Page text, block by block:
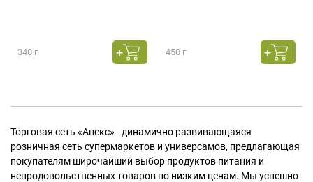
340 г 450 г
Торговая сеть «Апекс» - динамично развивающаяся
розничная сеть супермаркетов и универсамов, предлагающая
покупателям широчайший выбор продуктов питания и
непродовольственных товаров по низким ценам. Мы успешно